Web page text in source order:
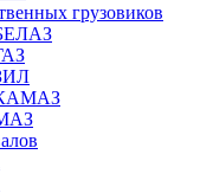
грузовиков